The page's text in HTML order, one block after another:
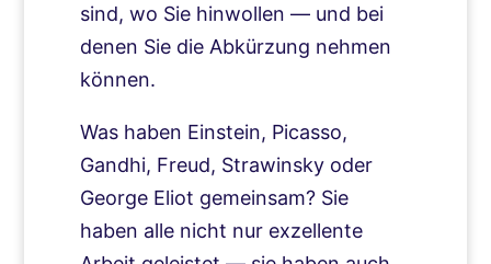
sind, wo Sie hinwollen — und bei
denen Sie die Abkürzung nehmen
können.
Was haben Einstein, Picasso,
Gandhi, Freud, Strawinsky oder
George Eliot gemeinsam? Sie
haben alle nicht nur exzellente